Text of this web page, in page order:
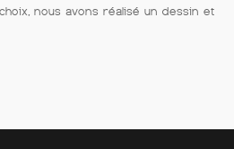
nous avons réalisé un dessin et